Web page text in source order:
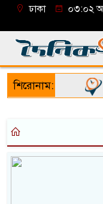
ঢাকা
০৩:০২
শিরোনাম: